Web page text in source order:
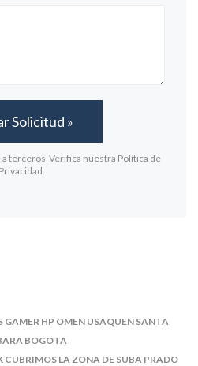
terceros Verifica nuestra Política de
Privacidad.
HP OMEN USAQUEN SANTA
BOGOTA
LA ZONA DE SUBA PRADO